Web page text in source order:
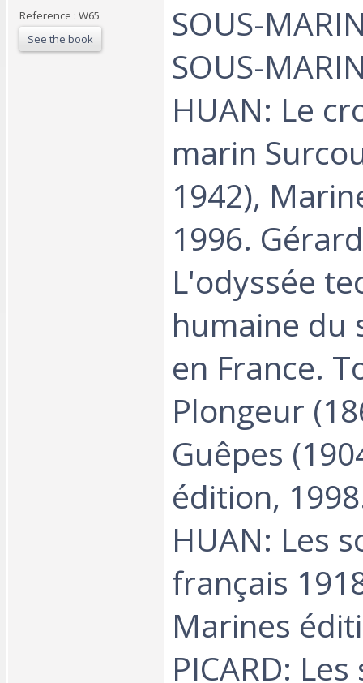
Reference : W65
See the book
‎SOUS-
SOUS-
HUAN: Le
marin
1942),
1996.
L'odyssée
humaine du
en France.
Plongeur
Guêpes
édition,
HUAN: Les
français
Marines
PICARD: